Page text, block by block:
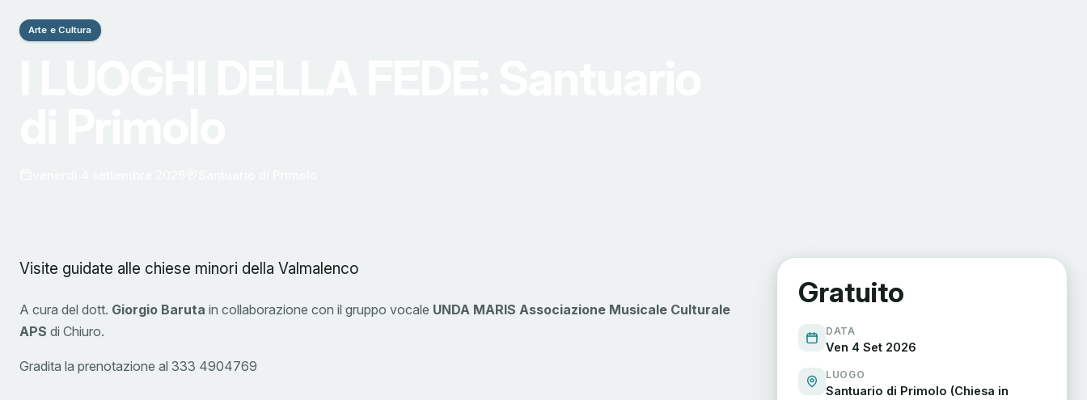
Arte e Cultura
Visite guidate alle chiese minori della Valmalenco
A cura del dott. Giorgio Baruta in collaborazione con il gruppo vocale UNDA MARIS Associazione Musicale Culturale
APS di Chiuro.
Gradita la prenotazione al 333 4904769
Gratuito
DATA
Ven 4 Set 2026
LUOGO
Santuario di Primolo (Chiesa in